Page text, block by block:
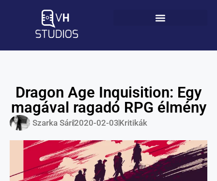
Dragon Age Inquisition: Egy
magával ragadó RPG élmény
Szarka Sári2020-02-03Kritikák